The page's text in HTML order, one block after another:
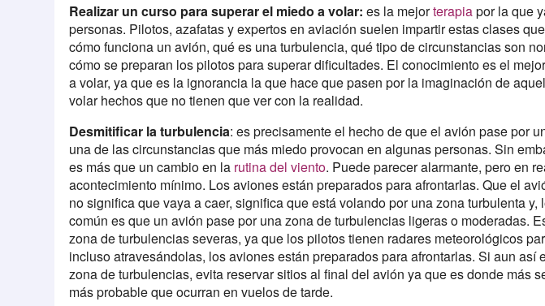
Realizar un curso para superar el miedo a volar: es la mejorterapiapor la que
personas. Pilotos, azafatas y expertos en aviación suelen impartir estas clases
cómo funciona un avión, qué es una turbulencia, qué tipo de circunstancias son
cómo se preparan los pilotos para superar dificultades. El conocimiento es el
a volar, ya que es la ignorancia la que hace que pasen por la imaginación de
volar hechos que no tienen que ver con la realidad.
Desmitificar la turbulencia: es precisamente el hecho de que el avión pase por
una de las circunstancias que más miedo provocan en algunas personas. Sin
es más que un cambio en la rutina del viento. Puede parecer alarmante, pero en
acontecimiento mínimo. Los aviones están preparados para afrontarlas. Que el
no significa que vaya a caer, significa que está volando por una zona turbulenta y,
común es que un avión pase por una zona de turbulencias ligeras o moderadas.
zona de turbulencias severas, ya que los pilotos tienen radares meteorológicos
incluso atravesándolas, los aviones están preparados para afrontarlas. Si aun así
zona de turbulencias, evita reservar sitios al final del avión ya que es donde más
más probable que ocurran en vuelos de tarde.